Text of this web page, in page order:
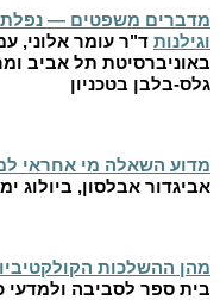
מדברים משפטים —
וגילנות ד"ר עומר אלוני,
באוניברסיטת תל אביב
גלס-בלבן בטכניון
מדוע השאלה מי אחראי
אביגדור אבלסון, ביולוג
מהן ההשלכות
בית ספר לסביבה ולמדעי